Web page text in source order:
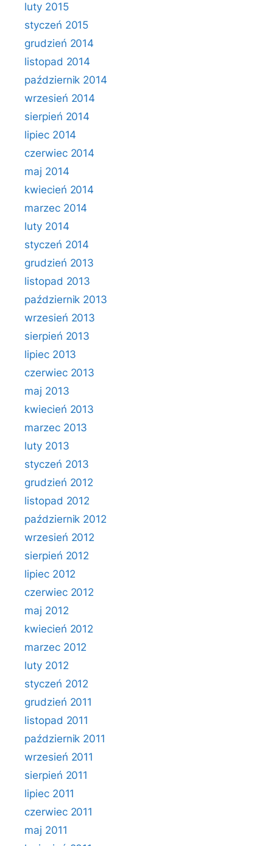
luty 2015
styczeń 2015
grudzień 2014
listopad 2014
październik 2014
wrzesień 2014
sierpień 2014
lipiec 2014
czerwiec 2014
maj 2014
kwiecień 2014
marzec 2014
luty 2014
styczeń 2014
grudzień 2013
listopad 2013
październik 2013
wrzesień 2013
sierpień 2013
lipiec 2013
czerwiec 2013
maj 2013
kwiecień 2013
marzec 2013
luty 2013
styczeń 2013
grudzień 2012
listopad 2012
październik 2012
wrzesień 2012
sierpień 2012
lipiec 2012
czerwiec 2012
maj 2012
kwiecień 2012
marzec 2012
luty 2012
styczeń 2012
grudzień 2011
listopad 2011
październik 2011
wrzesień 2011
sierpień 2011
lipiec 2011
czerwiec 2011
maj 2011